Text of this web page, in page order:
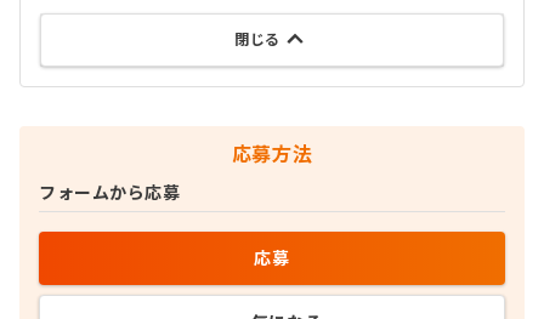
閉じる
応募方法
フォームから応募
応募